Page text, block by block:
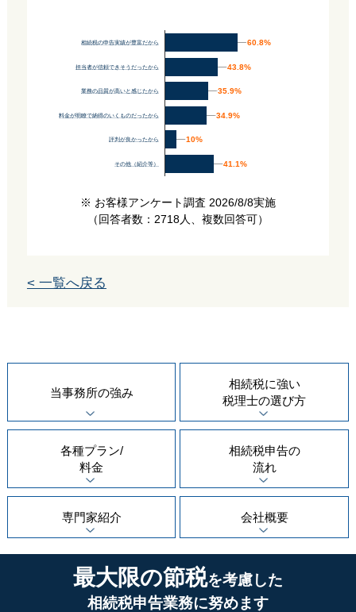
相続税の申告実績が豊富だから
担当者が信頼できそうだったから
業務の品質が高いと感じたから
料金が明瞭で納得のいくものだったから
評判が良かったから
その他（紹介等）
60.8%
60.8%
43.8%
43.8%
35.9%
35.9%
34.9%
34.9%
10%
10%
41.1%
41.1%
※ お客様アンケート調査 2026/8/8実施
（回答者数：2718人、複数回答可）
< 一覧へ戻る
当事務所の強み
相続税に強い
税理士の選び方
各種プラン/
料金
相続税申告の
流れ
専門家紹介 会社概要
最大限の節税を考慮した
相続税申告業務に努めます